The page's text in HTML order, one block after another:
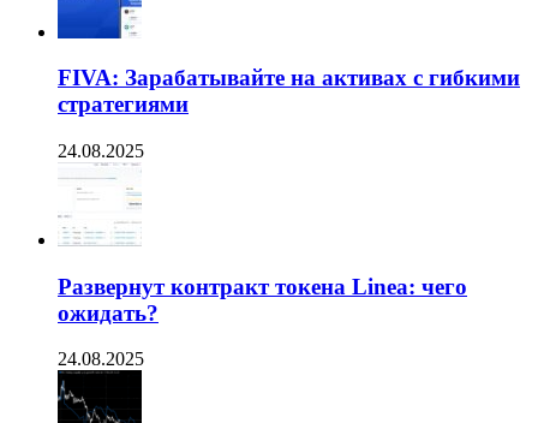
FIVA: Зарабатывайте на активах с гибкими
стратегиями
24.08.2025
Развернут контракт токена Linea: чего
ожидать?
24.08.2025